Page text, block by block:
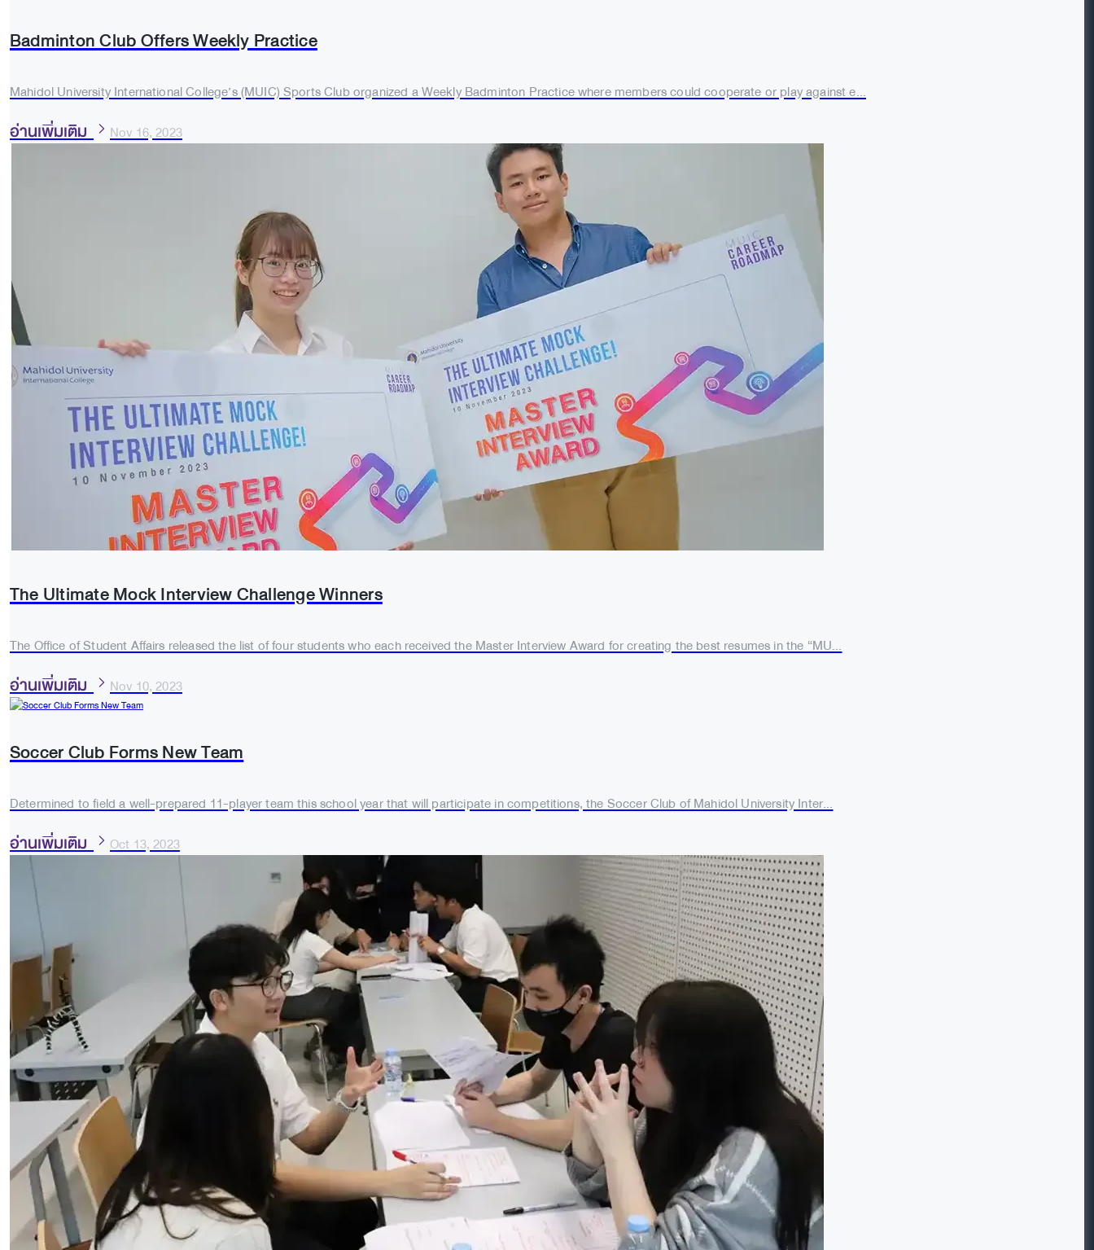
Badminton Club Offers Weekly Practice
Mahidol University International College’s (MUIC) Sports Club organized a Weekly Badminton Practice where members could cooperate or play against e...
อ่านเพิ่มเติม Nov 16, 2023
The Ultimate Mock Interview Challenge Winners
The Office of Student Affairs released the list of four students who each received the Master Interview Award for creating the best resumes in the “MU...
อ่านเพิ่มเติม Nov 10, 2023
Soccer Club Forms New Team
Determined to field a well-prepared 11-player team this school year that will participate in competitions, the Soccer Club of Mahidol University Inter...
อ่านเพิ่มเติม Oct 13, 2023